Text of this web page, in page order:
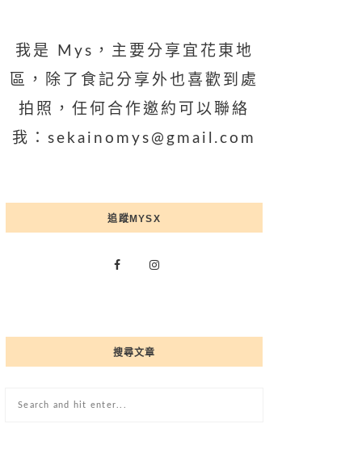
我是 Mys，主要分享宜花東地
區，除了食記分享外也喜歡到處
拍照，任何合作邀約可以聯絡
我：sekainomys@gmail.com
追蹤MYSX
搜尋文章